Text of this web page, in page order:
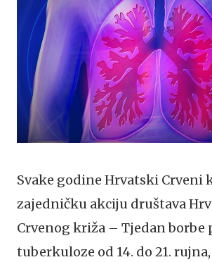
Svake godine Hrvatski Crveni
zajedničku akciju društava
Crvenog križa – Tjedan borbe
tuberkuloze od 14. do 21.